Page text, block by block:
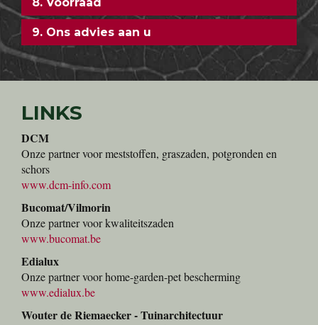
9. Ons advies aan u
LINKS
DCM
Onze partner voor meststoffen, graszaden, potgronden en
schors
www.dcm-info.com
Bucomat/Vilmorin
Onze partner voor kwaliteitszaden
www.bucomat.be
Edialux
Onze partner voor home-garden-pet bescherming
www.edialux.be
Wouter de Riemaecker - Tuinarchitectuur